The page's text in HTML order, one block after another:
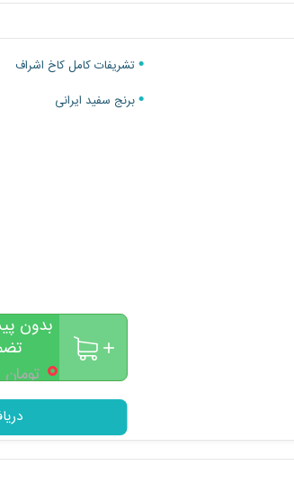
تشریفات کامل کاخ اشراف
برنج سفید ایرانی
بدون
۰تومان